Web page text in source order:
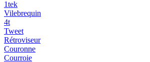
1tek
Vilebrequin
4t
Tweet
Rétroviseur
Couronne
Courroie